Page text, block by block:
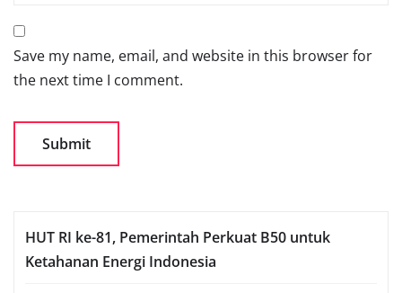
Save my name, email, and website in this browser for
the next time I comment.
HUT RI ke-81, Pemerintah Perkuat B50 untuk
Ketahanan Energi Indonesia